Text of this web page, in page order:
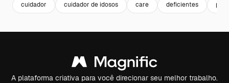
cuidador cuidador de idosos care deficientes
A plataforma criativa para você direcionar seu melhor trabalho.